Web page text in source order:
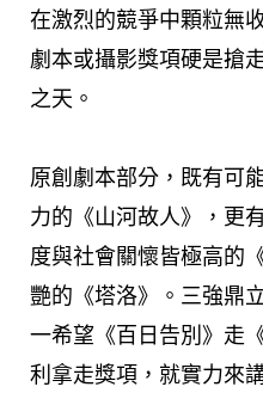
在激烈的競爭中顆粒無
劇本或攝影獎項硬是搶
之天。
原創劇本部分，既有可
力的《山河故人》，更
度與社會關懷皆極高的
艷的《塔洛》。三強鼎
一希望《百日告別》走
利拿走獎項，就實力來